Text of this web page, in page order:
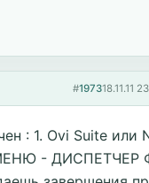
#197318.11.11
: 1. Ovi Suite или
MEНЮ -